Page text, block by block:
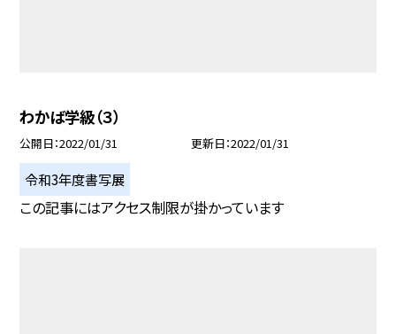
わかば学級（３）
公開日 2022/01/31 更新日 2022/01/31
令和3年度書写展
この記事にはアクセス制限が掛かっています